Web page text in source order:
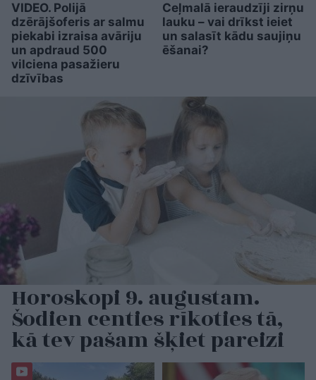
VIDEO. Polijā
dzērājšoferis ar salmu
piekabi izraisa avāriju
un apdraud 500
vilciena pasažieru
dzīvības
Ceļmalā ieraudzīji zirņu
lauku – vai drīkst ieiet
un salasīt kādu saujiņu
ēšanai?
Horoskopi 9. augustam.
Šodien centies rīkoties tā,
kā tev pašam šķiet pareizi